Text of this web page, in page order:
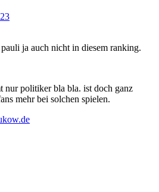
ja auch nicht in diesem ranking.
nur politiker bla bla. ist doch ganz
mehr bei solchen spielen.